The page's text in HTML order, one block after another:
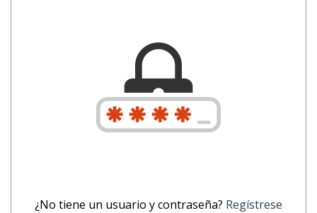
¿No tiene un usuario y contraseña? Regístrese